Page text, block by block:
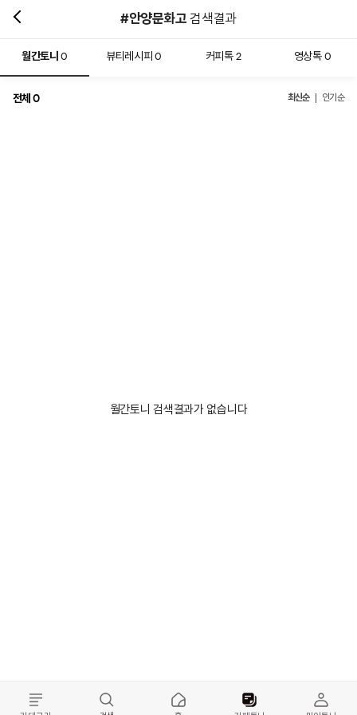
#안양문화고 검색결과
월간토니0 뷰티레시피0 커피톡 2 영상톡 0
전체 0 최신순 인기순
월간토니 검색결과가 없습니다